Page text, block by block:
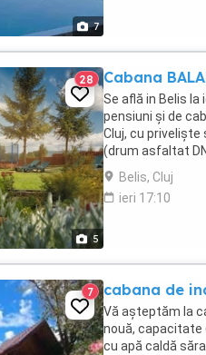
7
5
28 Cabana
Se află in Belis
pensiuni și de
Cluj, cu priveliște
(drum asfaltat
foarte mari,tv și
Belis, Cluj
ieri 17:10
7 cabana de
Vă așteptăm la
nouă, capacitate
cu apă caldă